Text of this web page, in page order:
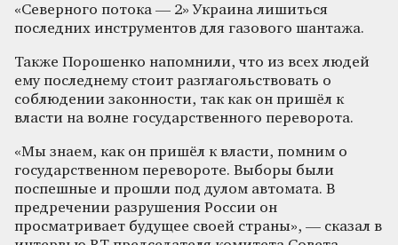
«Северного потока — 2» Украина лишиться
последних инструментов для газового шантажа.
Также Порошенко напомнили, что из всех людей
ему последнему стоит разглагольствовать о
соблюдении законности, так как он пришёл к
власти на волне государственного переворота.
«Мы знаем, как он пришёл к власти, помним о
государственном перевороте. Выборы были
поспешные и прошли под дулом автомата. В
предречении разрушения России он
просматривает будущее своей страны», — сказал в